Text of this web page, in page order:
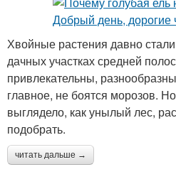
Хвойные растения давно
дачных участках средней
привлекательны,
главное, не боятся морозов.
выглядело, как унылый лес,
подобрать.
читать дальше →